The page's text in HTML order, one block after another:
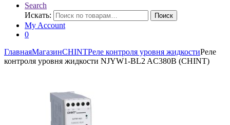
Search
Искать:
Поиск
My Account
0
ГлавнаяМагазинCHINTРеле контроля уровня жидкостиРеле
контроля уровня жидкости NJYW1-BL2 AC380В (CHINT)